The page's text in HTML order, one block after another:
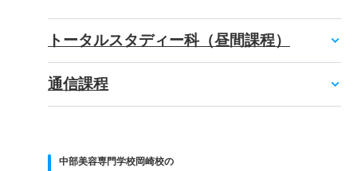
トータルスタディー科（昼間課程）
通信課程
中部美容専門学校岡崎校の